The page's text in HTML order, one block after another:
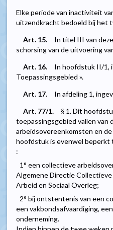
Elke periode van inactiviteit
uitzendkracht bedoeld bij het
Art. 15.
In titel III van
schorsing van de uitvoering
Art. 16.
In hoofdstuk II/1,
Toepassingsgebied ».
Art. 17.
In afdeling 1,
Art. 77/1.
§ 1. Dit
toepassingsgebied vallen van
arbeidsovereenkomsten en
hoofdstuk is evenwel beperkt
:
1° een collectieve
Algemene Directie
Arbeid en Sociaal Overleg;
2° bij ontstentenis van een
een vakbondsafvaardiging,
onderneming.